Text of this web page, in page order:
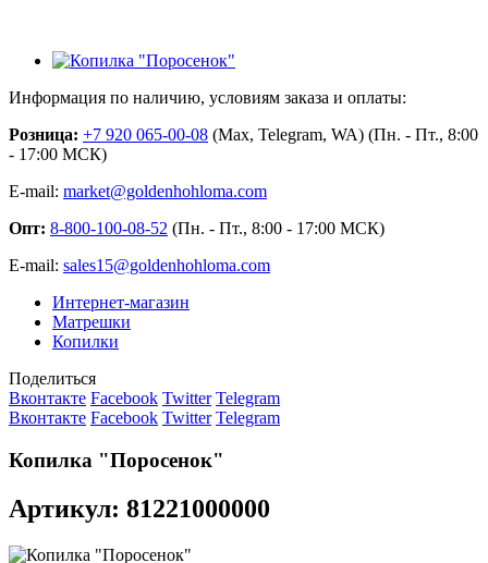
Информация по наличию, условиям заказа и оплаты:
Розница: +7 920 065-00-08 (Max, Telegram, WA) (Пн. - Пт., 8:00
- 17:00 МСК)
E-mail: market@goldenhohloma.com
Опт: 8-800-100-08-52 (Пн. - Пт., 8:00 - 17:00 МСК)
E-mail: sales15@goldenhohloma.com
Интернет-магазин
Матрешки
Копилки
Поделиться
Вконтакте Facebook Twitter Telegram
Вконтакте Facebook Twitter Telegram
Копилка "Поросенок"
Артикул: 81221000000